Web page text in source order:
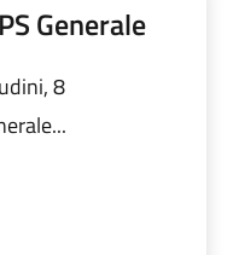
Generale
8